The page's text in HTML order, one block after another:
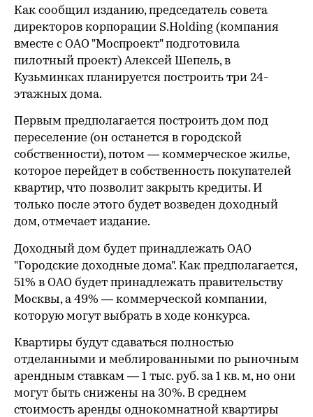
Как сообщил изданию, председатель совета
директоров корпорации S.Holding (компания
вместе с ОАО "Моспроект" подготовила
пилотный проект) Алексей Шепель, в
Кузьминках планируется построить три 24-
этажных дома.
Первым предполагается построить дом под
переселение (он останется в городской
собственности), потом — коммерческое жилье,
которое перейдет в собственность покупателей
квартир, что позволит закрыть кредиты. И
только после этого будет возведен доходный
дом, отмечает издание.
Доходный дом будет принадлежать ОАО
"Городские доходные дома". Как предполагается,
51% в ОАО будет принадлежать правительству
Москвы, а 49% — коммерческой компании,
которую могут выбрать в ходе конкурса.
Квартиры будут сдаваться полностью
отделанными и меблированными по рыночным
арендным ставкам — 1 тыс. руб. за 1 кв. м, но они
могут быть снижены на 30%. В среднем
стоимость аренды однокомнатной квартиры